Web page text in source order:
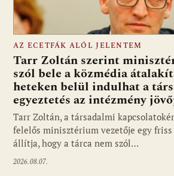
Fotó: media1.hu
AZ ECETFÁK ALÓL JELENTEM
Tarr Zoltán szerint
szól bele a közmédia
heteken belül indulhat a
egyeztetés az intézmény
Tarr Zoltán, a társadalmi
felelős minisztérium vezetője egy friss
állítja, hogy a tárca nem szól…
2026.08.07.